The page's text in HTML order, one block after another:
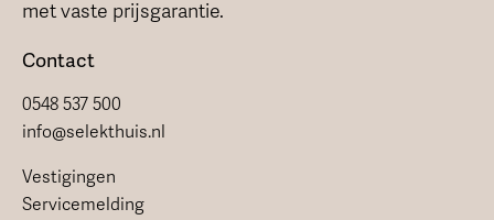
met vaste prijsgarantie.
Contact
0548 537 500
info@selekthuis.nl
Vestigingen
Servicemelding